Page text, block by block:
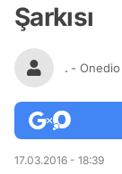
Şarkısı
. -
17.03.2016 - 18:39